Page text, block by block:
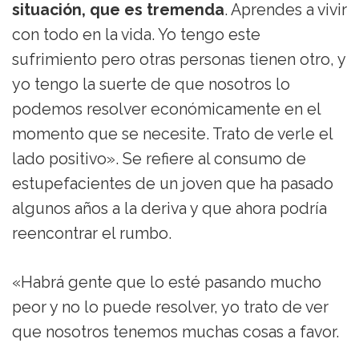
situación, que es tremenda. Aprendes a vivir
con todo en la vida. Yo tengo este
sufrimiento pero otras personas tienen otro, y
yo tengo la suerte de que nosotros lo
podemos resolver económicamente en el
momento que se necesite. Trato de verle el
lado positivo». Se refiere al consumo de
estupefacientes de un joven que ha pasado
algunos años a la deriva y que ahora podría
reencontrar el rumbo.
«Habrá gente que lo esté pasando mucho
peor y no lo puede resolver, yo trato de ver
que nosotros tenemos muchas cosas a favor.